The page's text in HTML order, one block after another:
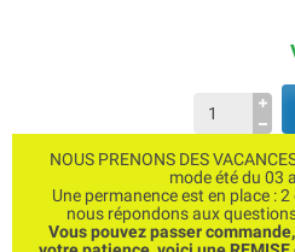
NOUS PRENONS DES
mode été du 03
Une permanence est en place :
nous répondons aux
Vous pouvez passer